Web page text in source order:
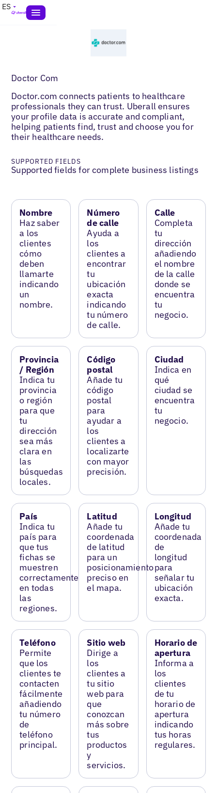
ES
Doctor Com
Doctor.com connects patients to healthcare
professionals they can trust. Uberall ensures
your profile data is accurate and compliant,
helping patients find, trust and choose you for
their healthcare needs.
SUPPORTED FIELDS
Supported fields for complete business listings
Nombre
Haz saber
a los
clientes
cómo
deben
llamarte
indicando
un
nombre.
Número
de calle
Ayuda a
los
clientes a
encontrar
tu
ubicación
exacta
indicando
tu número
de calle.
Calle
Completa
tu
dirección
añadiendo
el nombre
de la calle
donde se
encuentra
tu
negocio.
Provincia
/ Región
Indica tu
provincia
o región
para que
tu
dirección
sea más
clara en
las
búsquedas
locales.
Código
postal
Añade tu
código
postal
para
ayudar a
los
clientes a
localizarte
con mayor
precisión.
Ciudad
Indica en
qué
ciudad se
encuentra
tu
negocio.
País
Indica tu
país para
que tus
fichas se
muestren
correctamente
en todas
las
regiones.
Latitud
Añade tu
coordenada
de latitud
para un
posicionamiento
preciso en
el mapa.
Longitud
Añade tu
coordenada
de
longitud
para
señalar tu
ubicación
exacta.
Teléfono
Permite
que los
clientes te
contacten
fácilmente
añadiendo
tu número
de
teléfono
principal.
Sitio web
Dirige a
los
clientes a
tu sitio
web para
que
conozcan
más sobre
tus
productos
y
servicios.
Horario de
apertura
Informa a
los
clientes
de tu
horario de
apertura
indicando
tus horas
regulares.